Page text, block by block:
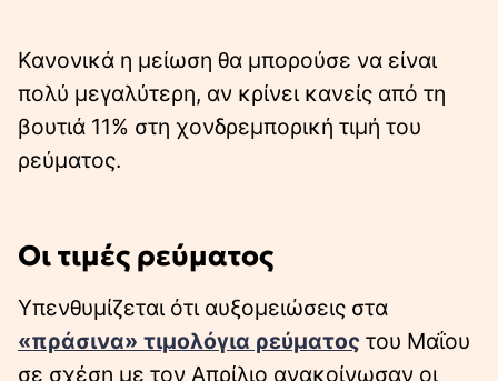
Κανονικά η µείωση θα µπορούσε να είναι
πολύ µεγαλύτερη, αν κρίνει κανείς από τη
βουτιά 11% στη χονδρεµπορική τιµή του
ρεύµατος.
Οι τιμές ρεύματος
Υπενθυμίζεται ότι αυξομειώσεις στα
«πράσινα» τιμολόγια ρεύματος του Μαΐου
σε σχέση με τον Απρίλιο ανακοίνωσαν οι